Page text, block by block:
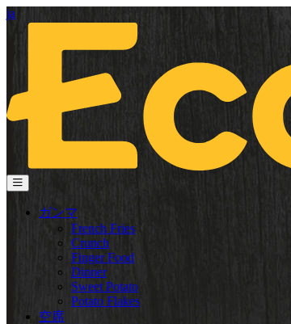
ja
ガンマ
French Fries
Crunch
Finger Food
Dinner
Sweet Potato
Potato Flakes
空席